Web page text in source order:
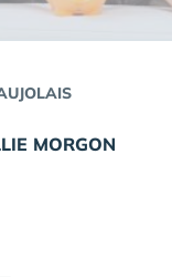
MORGON